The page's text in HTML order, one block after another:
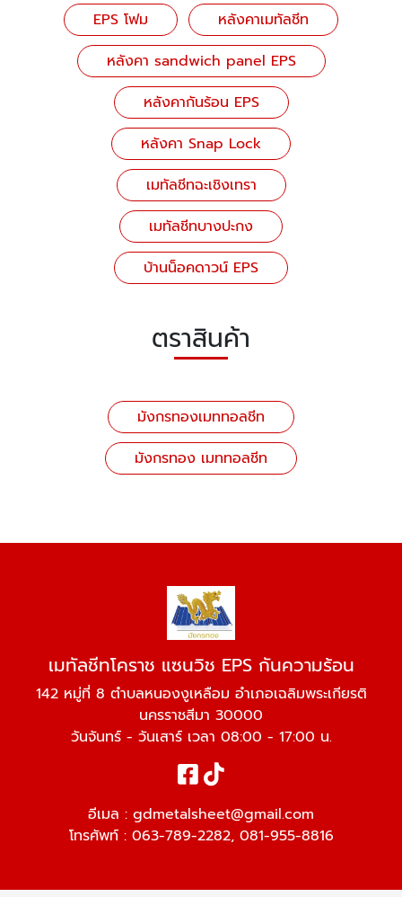
EPS โฟม
หลังคาเมทัลชีท
หลังคา sandwich panel EPS
หลังคากันร้อน EPS
หลังคา Snap Lock
เมทัลชีทฉะเชิงเทรา
เมทัลชีทบางปะกง
บ้านน็อคดาวน์ EPS
ตราสินค้า
มังกรทองเมททอลชีท
มังกรทอง เมททอลชีท
เมทัลชีทโคราช แซนวิช EPS กันความร้อน
142 หมู่ที่ 8 ตำบลหนองงูเหลือม อำเภอเฉลิมพระเกียรติ
นครราชสีมา 30000
วันจันทร์ - วันเสาร์ เวลา 08:00 - 17:00 น.
อีเมล : gdmetalsheet@gmail.com
โทรศัพท์ : 063-789-2282, 081-955-8816